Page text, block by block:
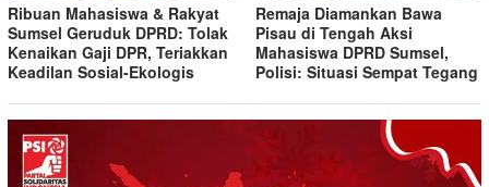
Ribuan Mahasiswa & Rakyat
Sumsel Geruduk DPRD: Tolak
Kenaikan Gaji DPR, Teriakkan
Keadilan Sosial-Ekologis
Remaja Diamankan Bawa
Pisau di Tengah Aksi
Mahasiswa DPRD Sumsel,
Polisi: Situasi Sempat Tegang